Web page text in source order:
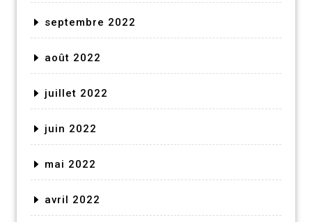
septembre 2022
août 2022
juillet 2022
juin 2022
mai 2022
avril 2022